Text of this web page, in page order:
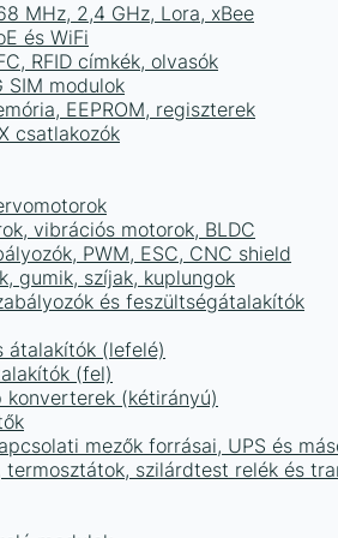
MHz, 2,4 GHz, Lora, xBee
és WiFi
RFID címkék, olvasók
SIM modulok
EEPROM, regiszterek
csatlakozók
vibrációs motorok, BLDC
PWM, ESC, CNC shield
gumik, szíjak, kuplungok
és feszültségátalakítók
átalakítók (lefelé)
(fel)
(kétirányú)
mezők forrásai, UPS és
termosztátok, szilárdtest relék és